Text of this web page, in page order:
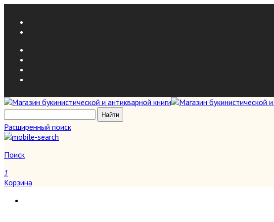
Расширенный поиск
Поиск
1
Корзина